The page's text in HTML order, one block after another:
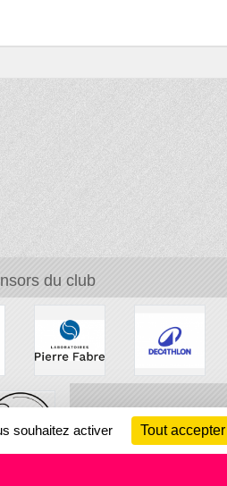
du club
souhaitez activer Tout accepter